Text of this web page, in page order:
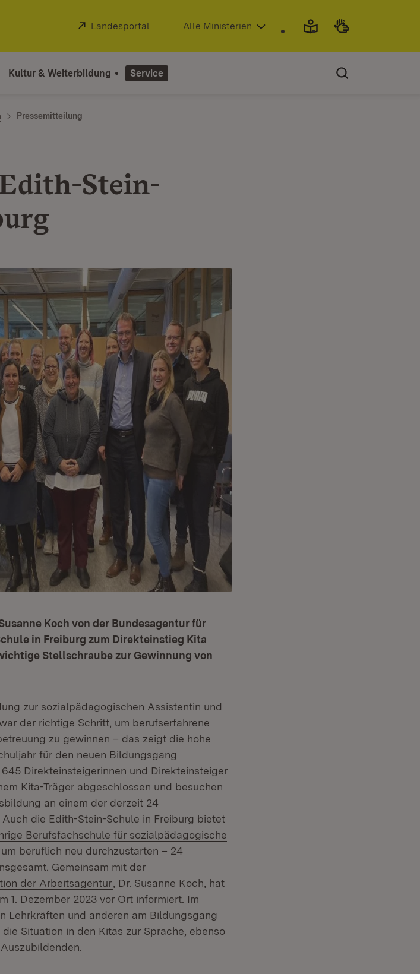
Extern:
Landesportal (Öffnet in neuem Fenster)
Alle Ministerien
Kultur & Weiterbildung Service
Pressemitteilung
Stein-
Koch von der Bundesagentur für
in Freiburg zum Direkteinstieg Kita
Stellschraube zur Gewinnung von
zur sozialpädagogischen Assistentin und
der richtige Schritt, um berufserfahrene
zu gewinnen – das zeigt die hohe
für den neuen Bildungsgang
Direkteinsteigerinnen und Direkteinsteiger
Kita-Träger abgeschlossen und besuchen
an einem der derzeit 24
die Edith-Stein-Schule in Freiburg bietet
Berufsfachschule für sozialpädagogische
beruflich neu durchzustarten – 24
Gemeinsam mit der
der Arbeitsagentur (Öffnet in neuem Fenster)
, Dr. Susanne Koch, hat
1. Dezember 2023 vor Ort informiert. Im
Lehrkräften und anderen am Bildungsgang
Situation in den Kitas zur Sprache, ebenso